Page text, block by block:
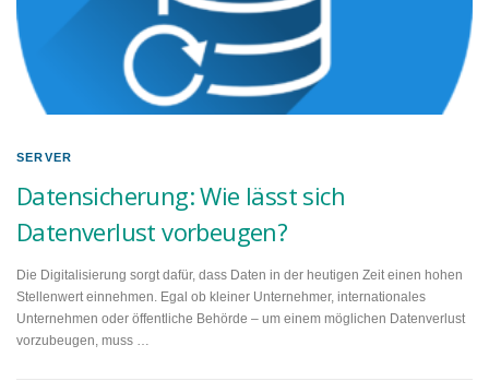
SERVER
Datensicherung: Wie lässt sich
Datenverlust vorbeugen?
Die Digitalisierung sorgt dafür, dass Daten in der heutigen Zeit einen hohen
Stellenwert einnehmen. Egal ob kleiner Unternehmer, internationales
Unternehmen oder öffentliche Behörde – um einem möglichen Datenverlust
vorzubeugen, muss …